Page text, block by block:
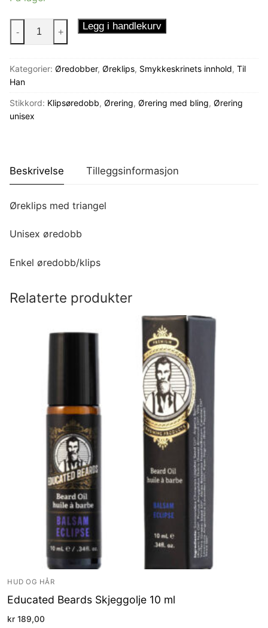
Øreklips
med
antall
- + Legg i handlekurv
Kategorier: Øredobber, Øreklips, Smykkeskrinets innhold, Til
Han
Stikkord: Klipsøredobb, Ørering, Ørering med bling, Ørering
unisex
Beskrivelse Tilleggsinformasjon
Øreklips med triangel
Unisex øredobb
Enkel øredobb/klips
Relaterte produkter
HUD OG HÅR
Educated Beards Skjeggolje 10 ml
kr 189,00